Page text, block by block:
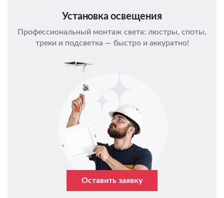
Установка освещения
Профессиональный монтаж света: люстры, споты,
треки и подсветка — быстро и аккуратно!
Оставить заявку